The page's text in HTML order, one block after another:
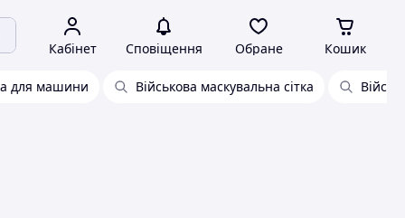
Кабінет Сповіщення Обране Кошик
для машини Військова маскувальна сітка